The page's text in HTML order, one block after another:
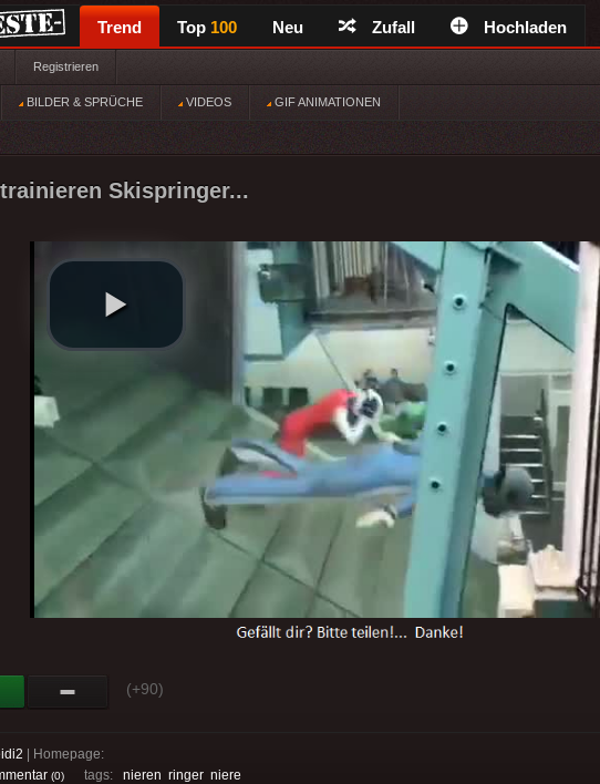
Trend Top 100 Neu Zufall Hochladen
Registrieren
BILDER & SPRÜCHE VIDEOS GIF ANIMATIONEN
Skispringer...
(+90)
| Homepage:
(0) tags: nieren ringer niere